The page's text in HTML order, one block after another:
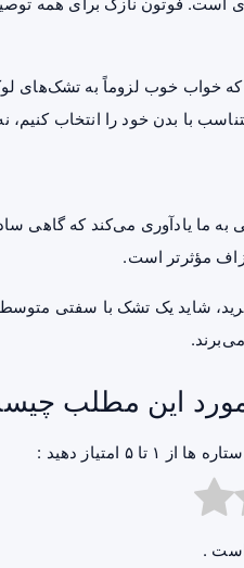
که خواب خوب لزوماً به تشک‌های
با بدن خود را انتخاب
به ما یادآوری می‌کند که گاهی
مؤثرتر است.
شاید یک تشک با سفتی
این مطلب
۵ امتیاز دهید :
.